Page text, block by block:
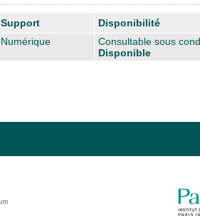
Support
Disponibilité
Numérique
Consultable sous
Disponible